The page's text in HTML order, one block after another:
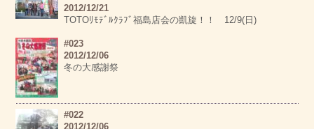
2012/12/21
TOTOﾘﾓﾃﾞﾙｸﾗﾌﾞ福島店会の凱旋！！ 12/9(日)
#023
2012/12/06
冬の大感謝祭
#022
2012/12/06